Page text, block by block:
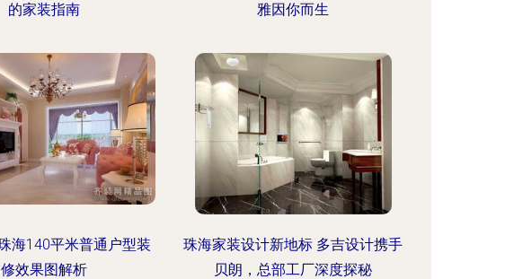
的家装指南
雅因你而生
海140平米普通户型装
修效果图解析
珠海家装设计新地标 多吉设计携手
贝朗，总部工厂深度探秘